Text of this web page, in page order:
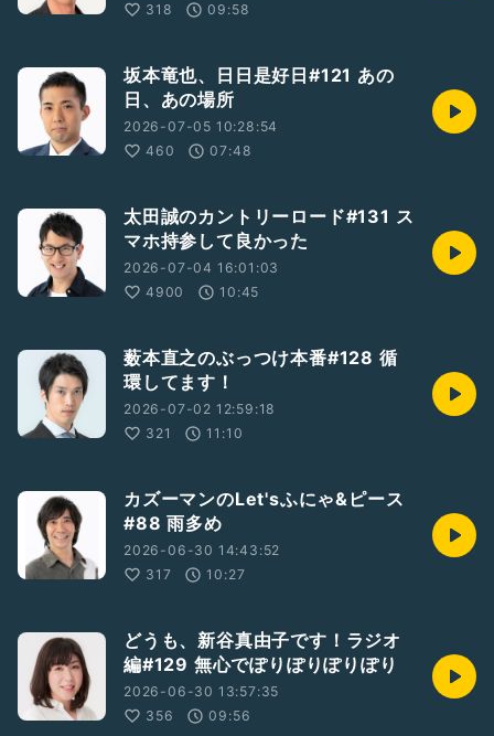
318
09:58
坂本竜也、日日是好日#121 あの
日、あの場所
2026-07-05 10:28:54
460
07:48
太田誠のカントリーロード#131 ス
マホ持参して良かった
2026-07-04 16:01:03
4900
10:45
薮本直之のぶっつけ本番#128 循
環してます！
2026-07-02 12:59:18
321
11:10
カズーマンのLet'sふにゃ&ピース
#88 雨多め
2026-06-30 14:43:52
317
10:27
どうも、新谷真由子です！ラジオ
編#129 無心でぽりぽりぽりぽり
2026-06-30 13:57:35
356
09:56